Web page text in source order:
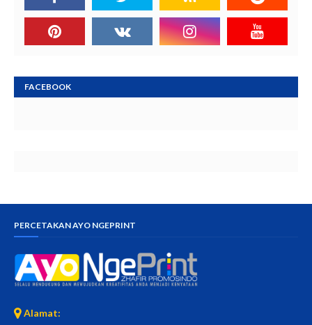
FACEBOOK
PERCETAKAN AYO NGEPRINT
Alamat: